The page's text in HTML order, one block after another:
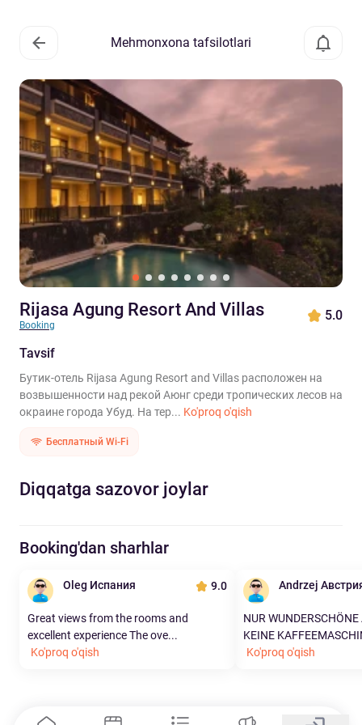
Mehmonxona tafsilotlari
Rijasa Agung Resort And Villas
Booking
5.0
Tavsif
Бутик-отель Rijasa Agung Resort and Villas расположен на
возвышенности над рекой Аюнг среди тропических лесов на
окраине города Убуд. На тер... Ko'proq o'qish
Бесплатный Wi-Fi
Diqqatga sazovor joylar
Booking'dan sharhlar
Oleg Испания 9.0
Great views from the rooms and
excellent experience The ove...
Ko'proq o'qish
Andrzej
NUR
KEINE
Ko'proq o'qish